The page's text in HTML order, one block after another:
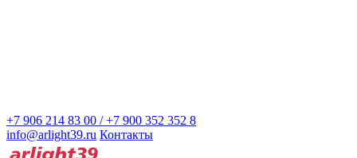
+7 906 214 83 00 / +7 900 352 352 8
info@arlight39.ru Контакты